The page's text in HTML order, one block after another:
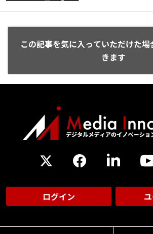
この記事を気に入っていただけた
きます
ログイン